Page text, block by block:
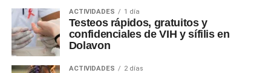
ACTIVIDADES 1 día
Testeos rápidos, gratuitos y
confidenciales de VIH y sífilis en
Dolavon
ACTIVIDADES 2 días